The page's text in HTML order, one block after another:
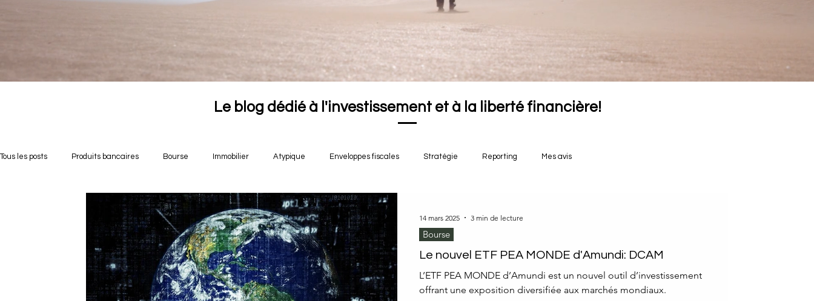
Le blog dédié à l'investissement et à la liberté financière!
Tous les posts Produits bancaires Bourse Immobilier Atypique Enveloppes fiscales Stratégie Reporting Mes avis
Le nouvel ETF PEA MONDE d'Amundi: DCAM
L’ETF PEA MONDE d’Amundi est un nouvel outil d’investissement
offrant une exposition diversifiée aux marchés mondiaux.
Bourse
14 mars 2025 3 min de lecture